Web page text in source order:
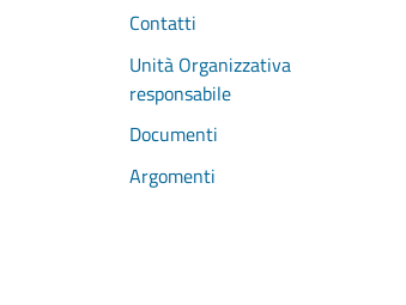
Contatti
Unità Organizzativa
responsabile
Documenti
Argomenti